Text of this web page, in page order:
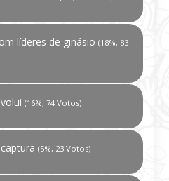
líderes de ginásio (18%, 83
(16%, 74 Votos)
(5%, 23 Votos)